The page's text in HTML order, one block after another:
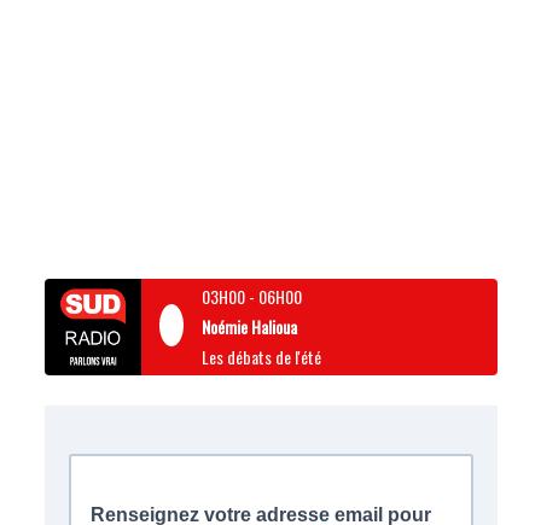
03H00- 06H00
Noémie Halioua
Les débats de l'été